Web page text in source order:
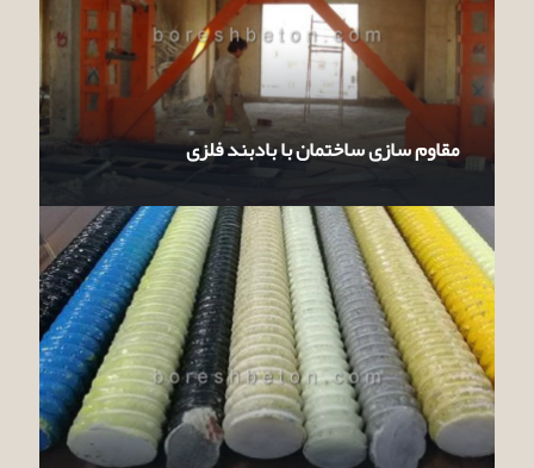
مقاوم سازی ساختمان با بادبند فلزی